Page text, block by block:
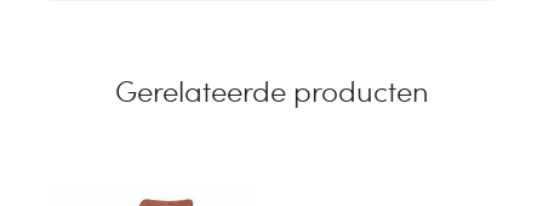
Gerelateerde producten